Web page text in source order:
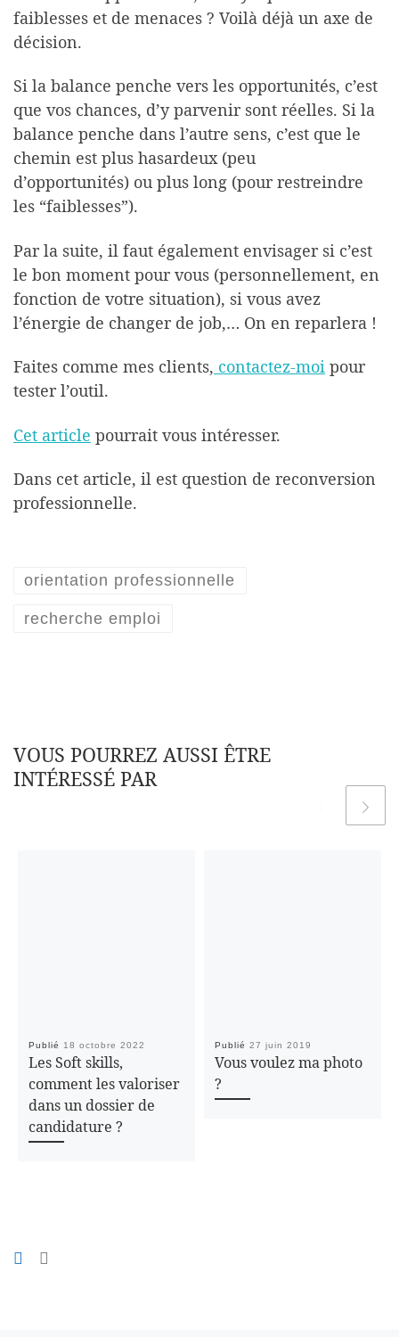
faiblesses et de menaces ? Voilà déjà un axe de
décision.
Si la balance penche vers les opportunités, c’est
que vos chances, d’y parvenir sont réelles. Si la
balance penche dans l’autre sens, c’est que le
chemin est plus hasardeux (peu
d’opportunités) ou plus long (pour restreindre
les “faiblesses”).
Par la suite, il faut également envisager si c’est
le bon moment pour vous (personnellement, en
fonction de votre situation), si vous avez
l’énergie de changer de job,… On en reparlera !
Faites comme mes clients, contactez-moi pour
tester l’outil.
Cet article pourrait vous intéresser.
Dans cet article, il est question de reconversion
professionnelle.
orientation professionnelle
recherche emploi
VOUS POURREZ AUSSI ÊTRE
INTÉRESSÉ PAR
Publié 18 octobre 2022
Les Soft skills,
comment les valoriser
dans un dossier de
candidature ?
Publié 27 juin 2019
Vous voulez ma photo
?